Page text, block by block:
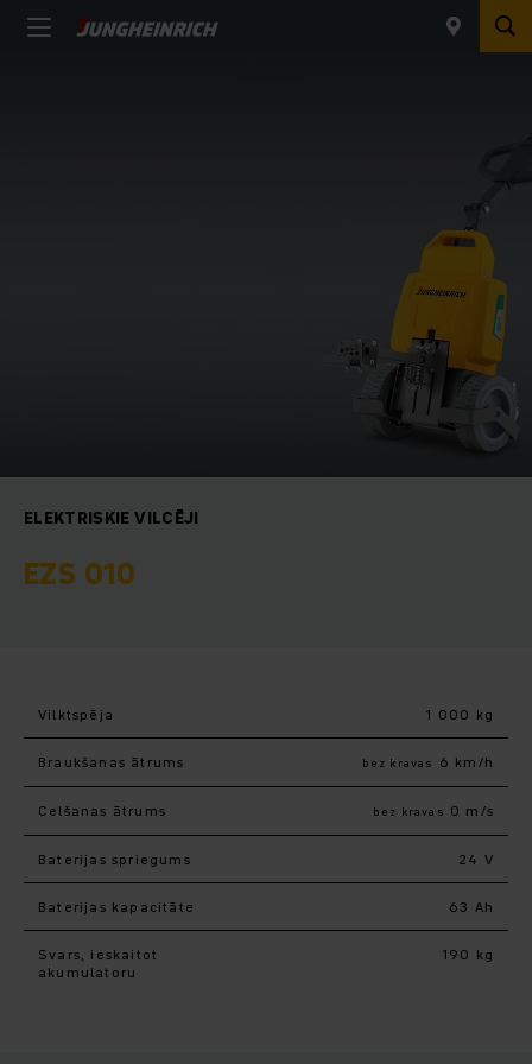
ELEKTRISKIE VILCĒJI
EZS 010
Vilktspēja 1 000 kg
Braukšanas ātrums bez kravas 6 km/h
Celšanas ātrums bez kravas 0 m/s
Baterijas spriegums 24 V
Baterijas kapacitāte 63 Ah
Svars, ieskaitot
akumulatoru
190 kg